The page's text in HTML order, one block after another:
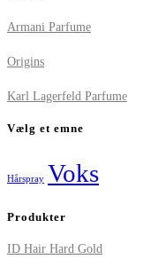
Armani Parfume
Origins
Karl Lagerfeld Parfume
Vælg et emne
Hårspray Voks
Produkter
ID Hair Hard Gold